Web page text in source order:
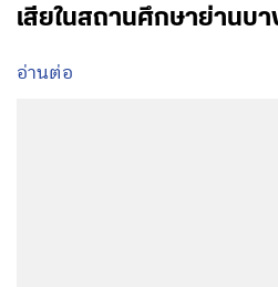
เสียในสถานศึกษาย่านบ
อ่านต่อ